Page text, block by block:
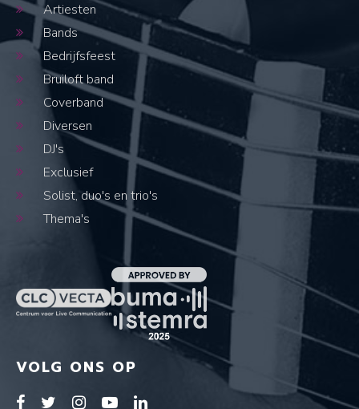
Artiesten
Bands
Bedrijfsfeest
Bruiloft band
Coverband
Diversen
DJ's
Exclusief
Solist, duo's en trio's
Thema's
VOLG ONS OP